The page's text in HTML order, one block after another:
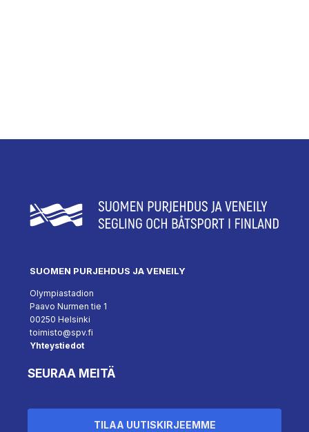
SUOMEN PURJEHDUS JA VENEILY
Olympiastadion
Paavo Nurmen tie 1
00250 Helsinki
toimisto@spv.fi
Yhteystiedot
SEURAA MEITÄ
TILAA UUTISKIRJEEMME